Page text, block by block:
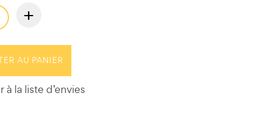
+
AU PANIER
à la liste d’envies